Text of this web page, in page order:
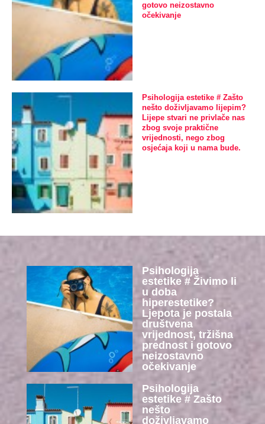
gotovo neizostavno
očekivanje
Psihologija estetike # Zašto
nešto doživljavamo lijepim?
Lijepe stvari ne privlače nas
zbog svoje praktične
vrijednosti, nego zbog
osjećaja koji u nama bude.
Psihologija
estetike # Živimo li
u doba
hiperestetike?
Ljepota je postala
društvena
vrijednost, tržišna
prednost i gotovo
neizostavno
očekivanje
Psihologija
estetike # Zašto
nešto
doživljavamo